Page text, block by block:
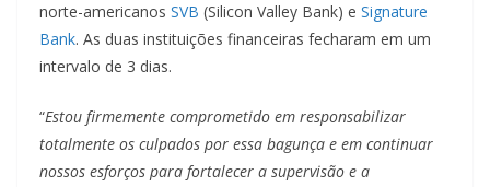
norte-americanos SVB (Silicon Valley Bank) e Signature
Bank. As duas instituições financeiras fecharam em um
intervalo de 3 dias.
“Estou firmemente comprometido em responsabilizar
totalmente os culpados por essa bagunça e em continuar
nossos esforços para fortalecer a supervisão e a